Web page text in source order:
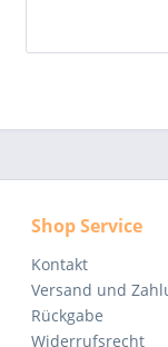
Shop Service
Kontakt
Versand und
Rückgabe
Widerrufsrecht